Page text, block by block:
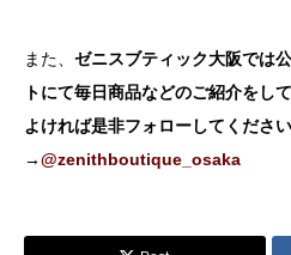
また、 ゼニスブティック大阪では
トにて毎日商品などのご紹介をし
よければ是非フォローしてくださ
→@zenithboutique_osaka